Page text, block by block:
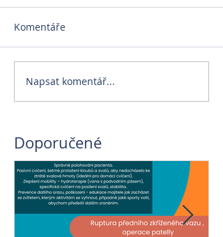
Komentáře
Napsat komentář...
Doporučené